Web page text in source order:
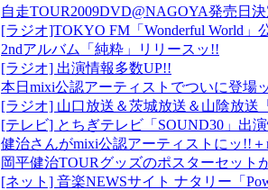
自走TOUR2009DVD@NAGOYA発売日
[ラジオ]TOKYO FM「Wonderful World」
2ndアルバム「純粋」リリースッ!!
[ラジオ] 出演情報多数UP!!
本日mixi公認アーティストでついに登場
[ラジオ] 山口放送＆茨城放送＆山陰放送
[テレビ] とちぎテレビ「SOUND30」出
健治さんがmixi公認アーティストにッ!!
岡平健治TOURグッズのポスターセット
[ネット] 音楽NEWSサイト ナタリー「